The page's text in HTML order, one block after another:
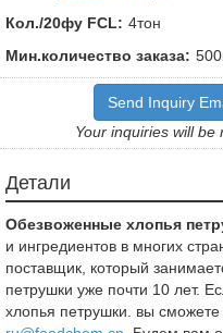
Кол./20фу FCL: 4тон
Мин.количество заказа:
Send Inquiry
Your inquiries will be
Детали
Обезвоженные хлопья
и ингредиентов в многих
поставщик, который
петрушки уже почти 10 лет.
хлопья петрушки. вы сможете